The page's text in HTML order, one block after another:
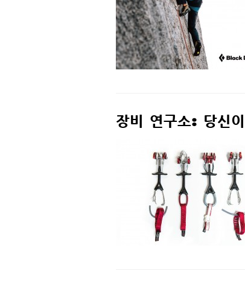
장비 연구소: 당신